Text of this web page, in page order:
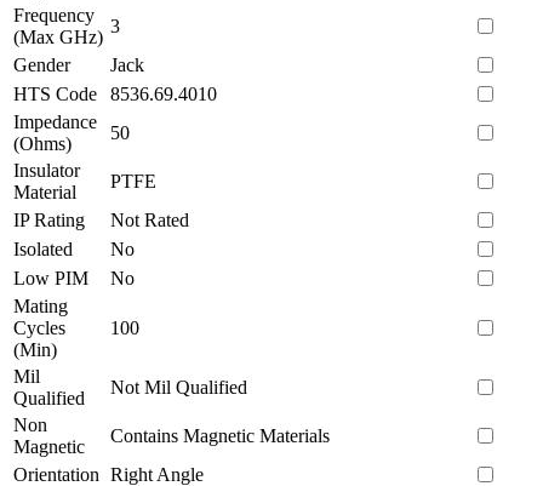
Frequency
(Max GHz)
3
Gender
Jack
HTS Code
8536.69.4010
Impedance
(Ohms)
50
Insulator
Material
PTFE
IP Rating
Not Rated
Isolated
No
Low PIM
No
Mating
Cycles
(Min)
100
Mil
Qualified
Not Mil Qualified
Non
Magnetic
Contains Magnetic Materials
Orientation Right Angle